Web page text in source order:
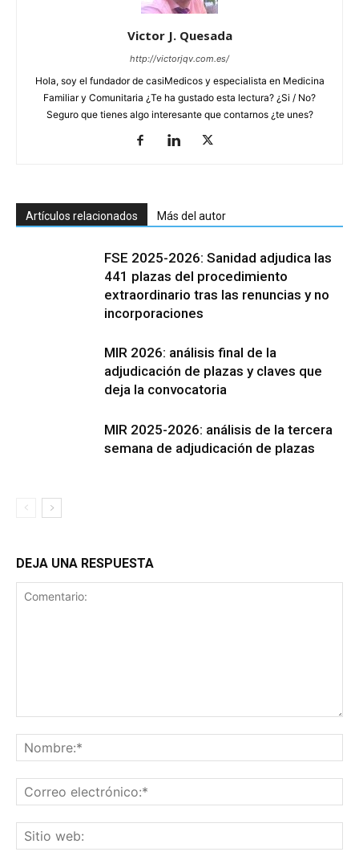
Victor J. Quesada
http://victorjqv.com.es/
Hola, soy el fundador de casiMedicos y especialista en Medicina
Familiar y Comunitaria ¿Te ha gustado esta lectura? ¿Si / No?
Seguro que tienes algo interesante que contarnos ¿te unes?
Artículos relacionados Más del autor
FSE 2025-2026: Sanidad adjudica las
441 plazas del procedimiento
extraordinario tras las renuncias y no
incorporaciones
MIR 2026: análisis final de la
adjudicación de plazas y claves que
deja la convocatoria
MIR 2025-2026: análisis de la tercera
semana de adjudicación de plazas
DEJA UNA RESPUESTA